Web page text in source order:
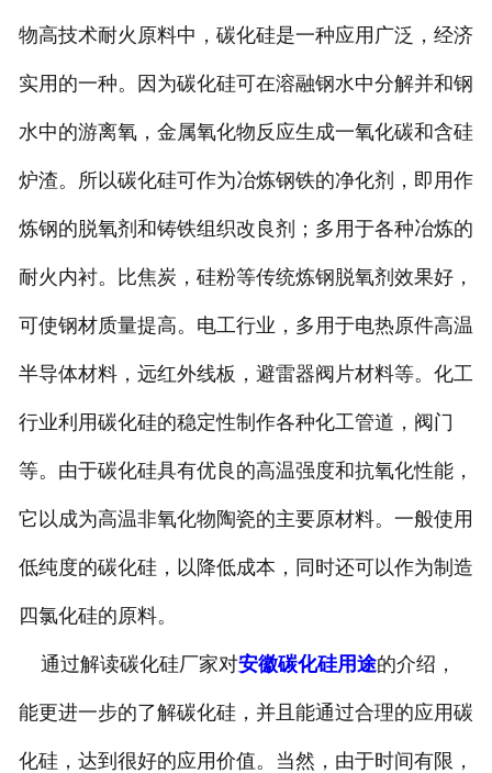
物高技术耐火原料中，碳化硅是一种应用广泛，经济
实用的一种。因为碳化硅可在溶融钢水中分解并和钢
水中的游离氧，金属氧化物反应生成一氧化碳和含硅
炉渣。所以碳化硅可作为冶炼钢铁的净化剂，即用作
炼钢的脱氧剂和铸铁组织改良剂；多用于各种冶炼的
耐火内衬。比焦炭，硅粉等传统炼钢脱氧剂效果好，
可使钢材质量提高。电工行业，多用于电热原件高温
半导体材料，远红外线板，避雷器阀片材料等。化工
行业利用碳化硅的稳定性制作各种化工管道，阀门
等。由于碳化硅具有优良的高温强度和抗氧化性能，
它以成为高温非氧化物陶瓷的主要原材料。一般使用
低纯度的碳化硅，以降低成本，同时还可以作为制造
四氯化硅的原料。
通过解读碳化硅厂家对安徽碳化硅用途的介绍，
能更进一步的了解碳化硅，并且能通过合理的应用碳
化硅，达到很好的应用价值。当然，由于时间有限，